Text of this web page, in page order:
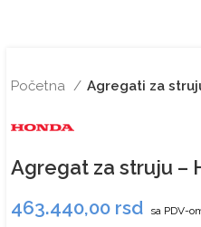
Početna Agregati za
Agregat za struju –
463.440,00 rsd sa PDV-